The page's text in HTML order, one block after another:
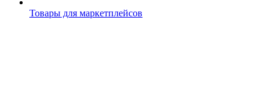
Товары для маркетплейсов